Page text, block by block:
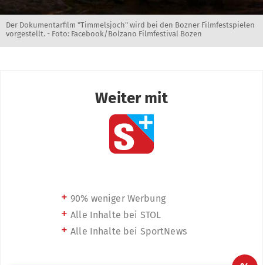
Der Dokumentarfilm "Timmelsjoch" wird bei den Bozner Filmfestspielen
vorgestellt. - Foto: Facebook/Bolzano Filmfestival Bozen